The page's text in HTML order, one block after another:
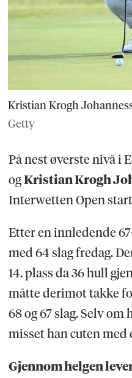
Kristian Krogh
Getty
På nest øverste nivå i
ogKristian Krogh
Interwetten Open
Etter en innledende
med 64 slag fredag.
14. plass da 36 hull
måtte derimot takke
68 og 67 slag. Selv om
misset han cuten med
Gjennom helgen